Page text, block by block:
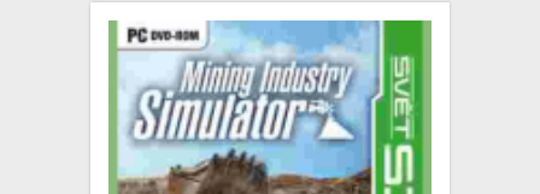
PRODEJNY
DOPRAVA